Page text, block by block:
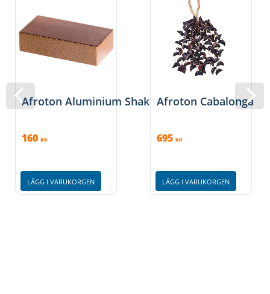
Afroton Aluminium Shaker – Large
160 KR
LÄGG I VARUKORGEN
Afroton Cabalonga
695 KR
LÄGG I VARUKORGEN